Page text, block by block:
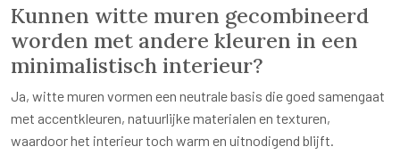
Kunnen witte muren gecombineerd
worden met andere kleuren in een
minimalistisch interieur?
Ja, witte muren vormen een neutrale basis die goed samengaat
met accentkleuren, natuurlijke materialen en texturen,
waardoor het interieur toch warm en uitnodigend blijft.